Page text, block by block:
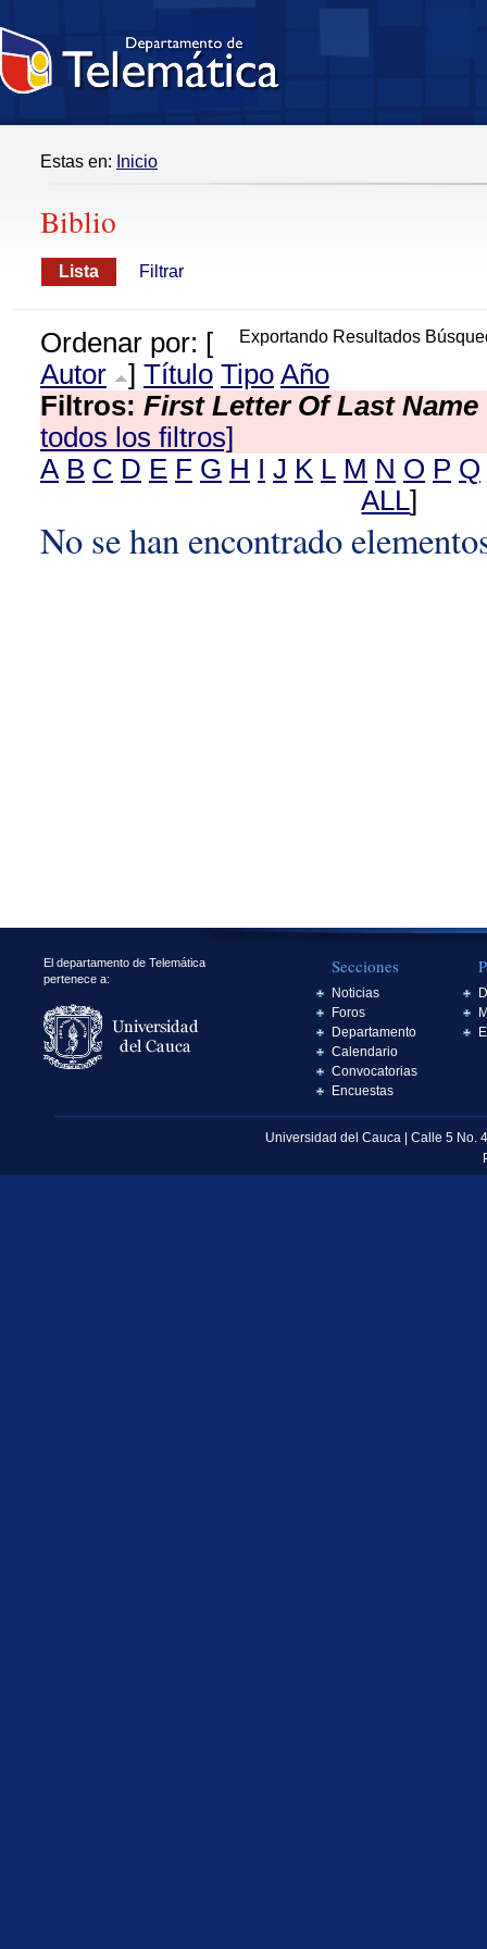
Estas en: Inicio
Biblio
Lista Filtrar
Exportando Resultados
Ordenar por: [
Autor
] Título Tipo Año
Filtros: First Letter Of Last Name
todos los filtros]
A B C D E F G H I J K L M N O P Q
ALL]
No se han encontrado
El departamento de Telemática
pertenece a:
Secciones
Noticias
Foros
Departamento
Calendario
Convocatorias
Encuestas
Universidad del Cauca | Calle 5 No.